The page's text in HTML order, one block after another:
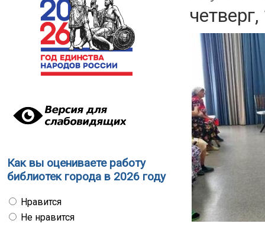
Как вы оцениваете работу
библиотек города в 2026 году
Нравится
Не нравится